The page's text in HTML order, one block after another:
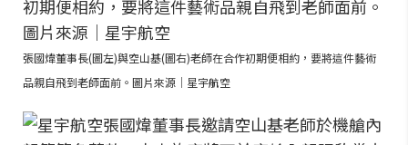
張國煒董事長(圖左)與空山基(圖右)老師在合作初期便相約，要將這件藝術
品親自飛到老師面前。圖片來源｜星宇航空